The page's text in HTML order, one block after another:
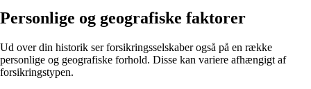
Personlige og geografiske faktorer
Ud over din historik ser forsikringsselskaber også på en række
personlige og geografiske forhold. Disse kan variere afhængigt af
forsikringstypen.